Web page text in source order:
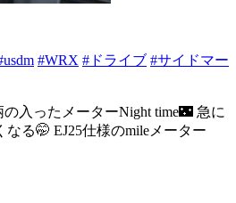
#WRX #ドライブ #サイドマー
入ったメーターNight time🌃 急に
る🤭 EJ25仕様のmileメーター